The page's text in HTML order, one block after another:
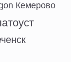
Кемерово